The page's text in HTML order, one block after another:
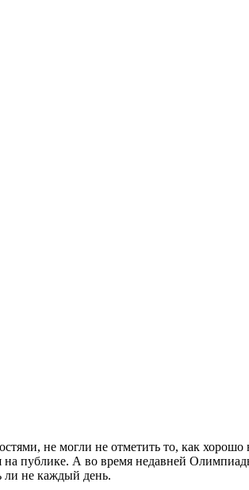
не могли не отметить то, как хорошо
на публике. А во время недавней
ли не каждый день.